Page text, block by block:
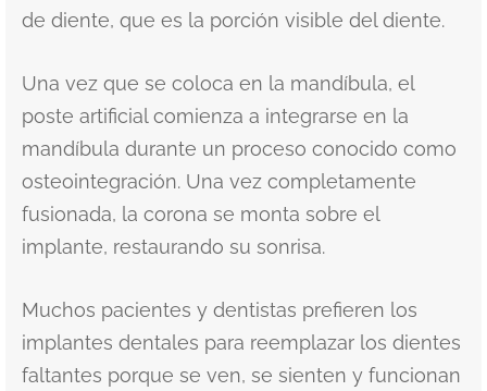
de diente, que es la porción visible del diente.
Una vez que se coloca en la mandíbula, el
poste artificial comienza a integrarse en la
mandíbula durante un proceso conocido como
osteointegración. Una vez completamente
fusionada, la corona se monta sobre el
implante, restaurando su sonrisa.
Muchos pacientes y dentistas prefieren los
implantes dentales para reemplazar los dientes
faltantes porque se ven, se sienten y funcionan